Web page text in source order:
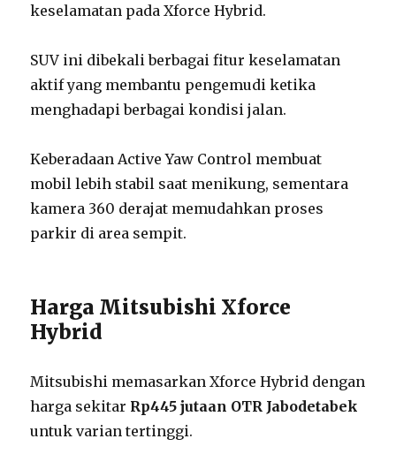
keselamatan pada Xforce Hybrid.
SUV ini dibekali berbagai fitur keselamatan
aktif yang membantu pengemudi ketika
menghadapi berbagai kondisi jalan.
Keberadaan Active Yaw Control membuat
mobil lebih stabil saat menikung, sementara
kamera 360 derajat memudahkan proses
parkir di area sempit.
Harga Mitsubishi Xforce
Hybrid
Mitsubishi memasarkan Xforce Hybrid dengan
harga sekitar Rp445 jutaan OTR Jabodetabek
untuk varian tertinggi.